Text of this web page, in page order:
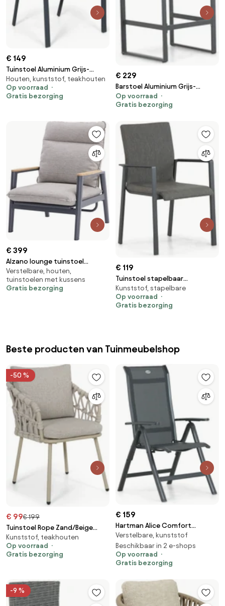
€ 149
Tuinstoel Aluminium Grijs-
antraciet Lifestyle Garden
Furniture Lecce
Houten, kunststof, teakhouten
Op voorraad
Gratis bezorging
€ 229
Barstoel Aluminium Grijs-
antraciet Lifestyle Garden
Furniture Nuno
Op voorraad
Gratis bezorging
€ 399
Alzano lounge tuinstoel
verstelbaar zand rope
aluminium antraciet
Verstelbare, houten,
tuinstoelen met kussens
Gratis bezorging
€ 119
Tuinstoel stapelbaar
Aluminium/textileen Grijs-
antraciet Lifestyle Garden
Furniture Rome
Kunststof, stapelbare
Op voorraad
Gratis bezorging
Beste producten van Tuinmeubelshop
-50 %
€ 99€ 199
Tuinstoel Rope Zand/Beige
Coco Oliva
Kunststof, teakhouten
Op voorraad
Gratis bezorging
€ 159
Hartman Alice Comfort
Standenstoel
Aluminium/textileen Grijs
Verstelbare, kunststof
Beschikbaar in 2 e-shops
Op voorraad
Gratis bezorging
-9 %